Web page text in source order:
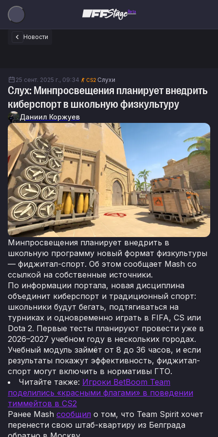
Beta
Новости
25 сент. 2025 г., 09:34 CS2 Слухи
Слух: Минпросвещения планирует внедрить
киберспорт в школьную физкультуру
Даниил Коржуев
Минпросвещения планирует внедрить в
школьную программу новый формат физкультуры
— фиджитал-спорт. Об этом сообщает Mash со
ссылкой на собственные источники.
По информации портала, новая дисциплина
объединит киберспорт и традиционный спорт:
школьники будут бегать, подтягиваться на
турниках и одновременно играть в FIFA, CS или
Dota 2. Первые тесты планируют провести уже в
2026–2027 учебном году в нескольких городах.
Учебный модуль займёт от 8 до 36 часов, и если
результаты покажут эффективность, фиджитал-
спорт могут включить в нормативы ГТО.
Читайте также: Игроки BetBoom Team
поделились «красными флагами» в поведении
тиммейтов в CS2
Ранее Mash сообщил о том, что Team Spirit хочет
перенести свою штаб-квартиру из Белграда